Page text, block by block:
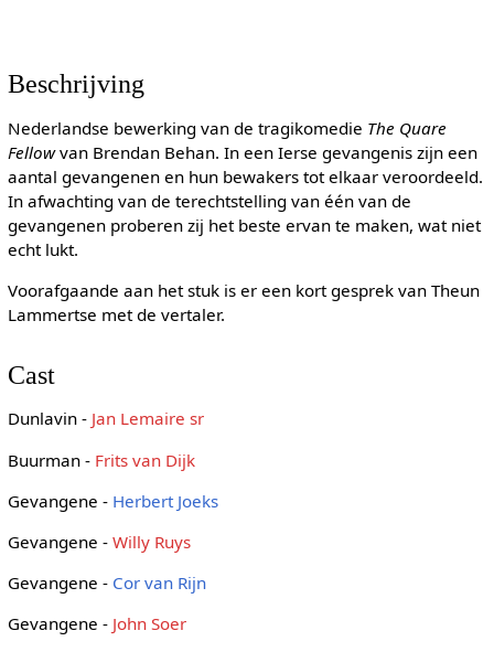
Beschrijving
Nederlandse bewerking van de tragikomedie The Quare
Fellowvan Brendan Behan. In een Ierse gevangenis zijn een
aantal gevangenen en hun bewakers tot elkaar veroordeeld.
In afwachting van de terechtstelling van één van de
gevangenen proberen zij het beste ervan te maken, wat niet
echt lukt.
Voorafgaande aan het stuk is er een kort gesprek van Theun
Lammertse met de vertaler.
Cast
Dunlavin - Jan Lemaire sr
Buurman - Frits van Dijk
Gevangene - Herbert Joeks
Gevangene - Willy Ruys
Gevangene - Cor van Rijn
Gevangene - John Soer